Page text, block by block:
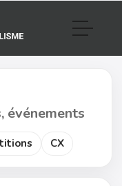
événements
CX